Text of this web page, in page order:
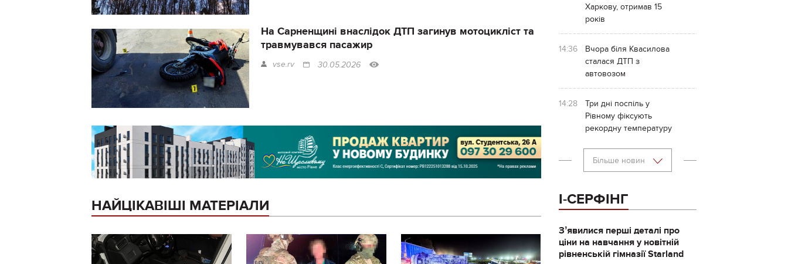
На Сарненщині внаслідок ДТП загинув мотоцикліст та
травмувався пасажир
vse.rv 30.05.2026
НАЙЦІКАВІШІ МАТЕРІАЛИ
Харкову, отримав 15
років
14:36
Вчора біля Квасилова
сталася ДТП з
автовозом
14:28
Три дні поспіль у
Рівному фіксують
рекордну температуру
Більше новин
І-СЕРФІНГ
Зʼявилися перші деталі про
ціни на навчання у новітній
рівненській гімназії Starland